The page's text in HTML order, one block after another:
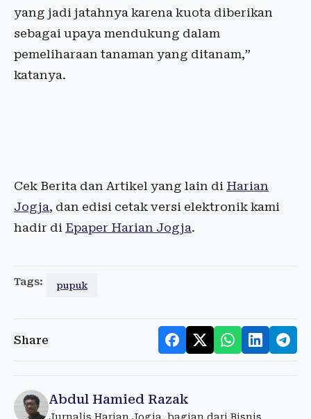
yang jadi jatahnya karena kuota diberikan
sebagai upaya mendukung dalam
pemeliharaan tanaman yang ditanam,”
katanya.
Cek Berita dan Artikel yang lain di Harian
Jogja, dan edisi cetak versi elektronik kami
hadir di Epaper Harian Jogja.
Tags: pupuk
Share
Abdul Hamied Razak